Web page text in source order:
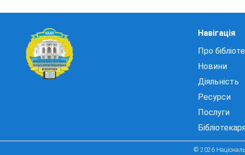
Навігація
Про
Новини
Діяльність
Ресурси
Послуги
© 2026